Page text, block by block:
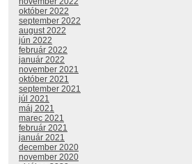
október 2022
september 2022
august 2022
jún 2022
február 2022
január 2022
november 2021
október 2021
september 2021
júl 2021
máj 2021
marec 2021
február 2021
január 2021
december 2020
november 2020